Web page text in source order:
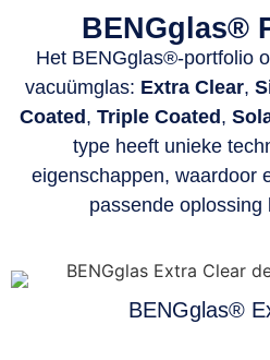
BENGglas®
Het BENGglas®-portfolio
vacuümglas: Extra Clear,
Coated, Triple Coated,
type heeft unieke
eigenschappen, waardoor
passende oplossing
BENGglas®